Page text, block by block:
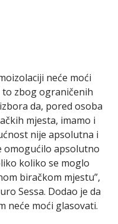
neće moći
zbog ograničenih
da, pored osoba
mjesta, imamo i
nije apsolutna i
omogućilo apsolutno
koliko se moglo
biračkom mjestu”,
Sessa. Dodao je da
neće moći glasovati.